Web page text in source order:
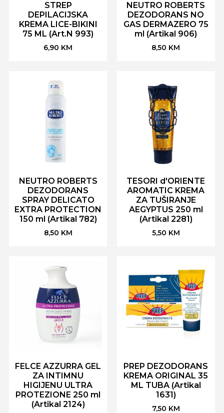
STREP
DEPILACIJSKA
KREMA LICE-BIKINI
75 ML (Art.N 993)
6,90 KM
NEUTRO ROBERTS
DEZODORANS NO
GAS DERMAZERO 75
ml (Artikal 906)
8,50 KM
NEUTRO ROBERTS
DEZODORANS
SPRAY DELICATO
EXTRA PROTECTION
150 ml (Artikal 782)
8,50 KM
TESORI d'ORIENTE
AROMATIC KREMA
ZA TUŠIRANJE
AEGYPTUS 250 ml
(Artikal 2281)
5,50 KM
FELCE AZZURRA GEL
ZA INTIMNU
HIGIJENU ULTRA
PROTEZIONE 250 ml
(Artikal 2124)
PREP DEZODORANS
KREMA ORIGINAL 35
ML TUBA (Artikal
1631)
7,50 KM